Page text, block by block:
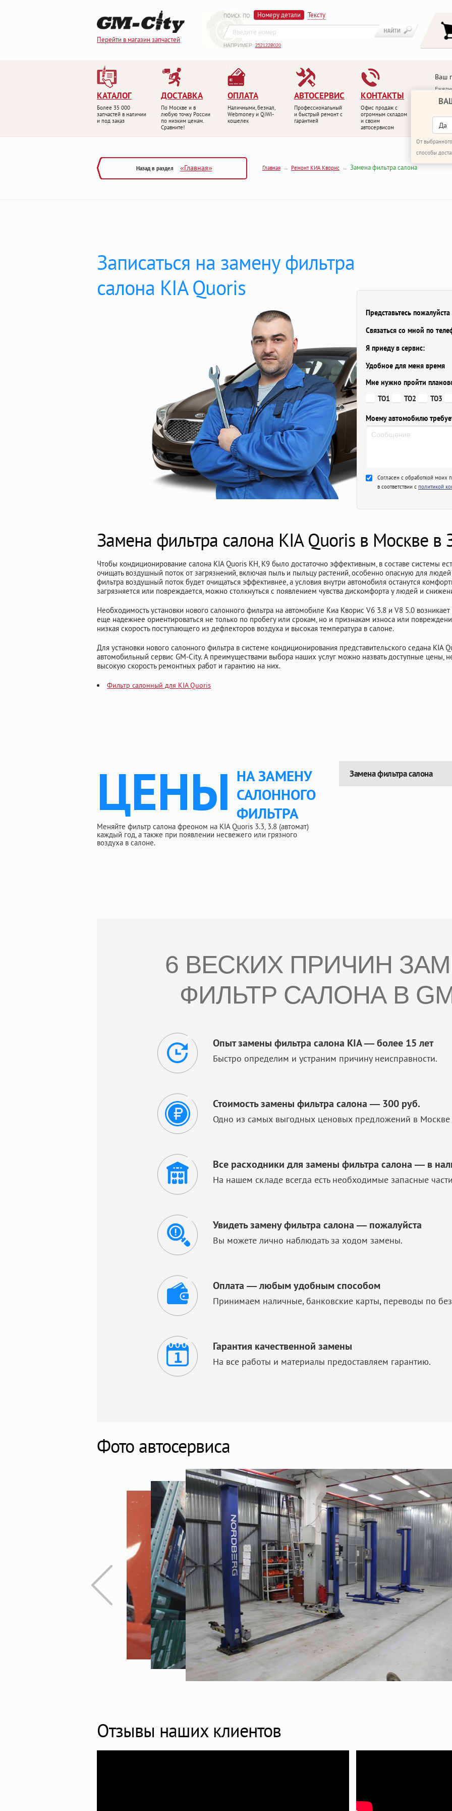
Перейти в магазин запчастей
ПОИСК ПО: Номеру детали Тексту
НАПРИМЕР: 252122B020
КАТАЛОГ
Более 35 000
запчастей в наличии
и под заказ
ДОСТАВКА
По Москве и в
любую точку России
по низким ценам.
Сравните!
ОПЛАТА
Наличными, безнал,
Webmoney и QiWI-
кошелек
АВТОСЕРВИС
Профессиональный
и быстрый ремонт с
гарантией
КОНТАКТЫ
Офис продаж с
огромным складом
и своим
автосервисом
Ваш
Да
От
способы
+7
Назад в раздел «Главная» Главная Ремонт КИА Кворис Замена фильтра салона
Записаться на замену фильтра
салона KIA Quoris
Представьтесь пожалуйста
Связаться со мной по
Я приеду в сервис:
Удобное для меня время
Мне нужно пройти
ТО1
ТО2 ТО3
Моему автомобилю
Согласен с обработкой моих
в соответствии с политикой
Замена фильтра салона KIA Quoris в Москве в
Чтобы кондиционирование салона KIA Quoris KH, K9 было достаточно эффективным, в составе системы
очищать воздушный поток от загрязнений, включая пыль и пыльцу растений, особенно опасную для
фильтра воздушный поток будет очищаться эффективнее, а условия внутри автомобиля останутся
загрязняется или повреждается, можно столкнуться с появлением чувства дискомфорта у людей и
Необходимость установки нового салонного фильтра на автомобиле Киа Кворис V6 3.8 и V8 5.0
еще надежнее ориентироваться не только по пробегу или срокам, но и признакам износа или
низкая скорость поступающего из дефлекторов воздуха и высокая температура в салоне.
Для установки нового салонного фильтра в системе кондиционирования представительского седана KIA
автомобильный сервис GM-City. А преимуществами выбора наших услуг можно назвать доступные цены,
высокую скорость ремонтных работ и гарантию на них.
Фильтр салонный для KIA Quoris
ЦЕНЫ НА ЗАМЕНУ
САЛОННОГО
ФИЛЬТРА
Меняйте фильтр салона фреоном на KIA Quoris 3.3, 3.8 (автомат)
каждый год, а также при появлении несвежего или грязного
воздуха в салоне.
Замена фильтра салона
6 ВЕСКИХ ПРИЧИН
ФИЛЬТР САЛОНА В
Опыт замены фильтра салона KIA — более 15 лет
Быстро определим и устраним причину неисправности.
Стоимость замены фильтра салона — 300 руб.
Одно из самых выгодных ценовых предложений в Москве
Все расходники для замены фильтра салона — в
На нашем складе всегда есть необходимые запасные
Увидеть замену фильтра салона — пожалуйста
Вы можете лично наблюдать за ходом замены.
Оплата — любым удобным способом
Принимаем наличные, банковские карты, переводы по
Гарантия качественной замены
На все работы и материалы предоставляем гарантию.
Фото автосервиса
Отзывы наших клиентов